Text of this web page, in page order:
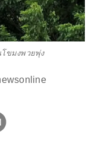
ขมงพวยพุ่ง